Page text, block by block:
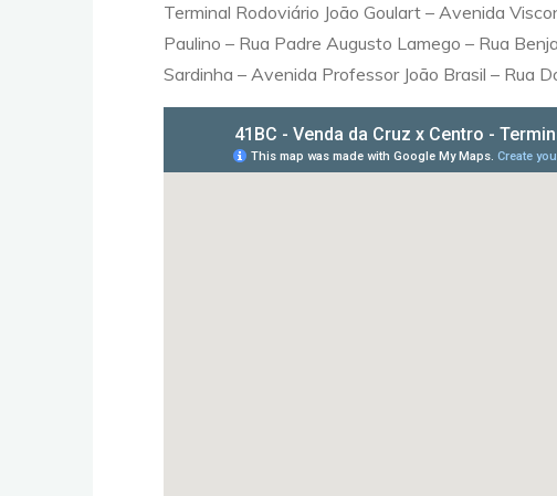
Terminal Rodoviário João Goulart – Avenida
Paulino – Rua Padre Augusto Lamego – Rua
Sardinha – Avenida Professor João Brasil – Rua